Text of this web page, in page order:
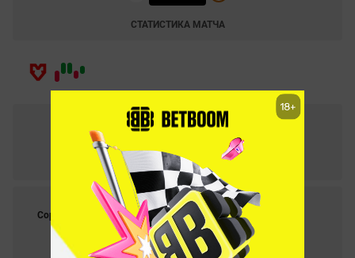
СТАТИСТИКА МАТЧА
WePlay Academy League S1. 19.07.2021
Fnatic Rising
СТАТИСТИКА МАТЧА
Pinnacle Cup II. 14.07.2021
Copenhagen Flames 2 – Mouz Nxt
СТАТИСТИКА МАТЧА